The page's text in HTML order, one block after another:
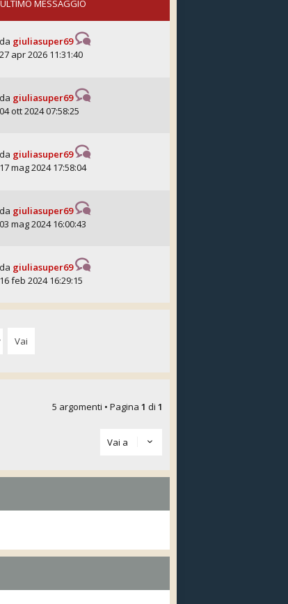
ULTIMO MESSAGGIO
da giuliasuper69
27 apr 2026 11:31:40
da giuliasuper69
04 ott 2024 07:58:25
da giuliasuper69
17 mag 2024 17:58:04
da giuliasuper69
03 mag 2024 16:00:43
da giuliasuper69
16 feb 2024 16:29:15
5 argomenti • Pagina 1 di 1
Vai a